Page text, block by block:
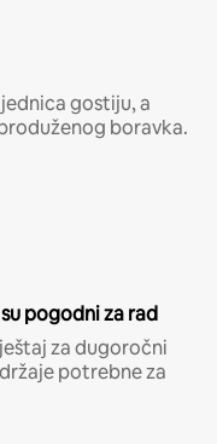
gostiju, a
boravka.
pogodni za rad
za dugoročni
potrebne za